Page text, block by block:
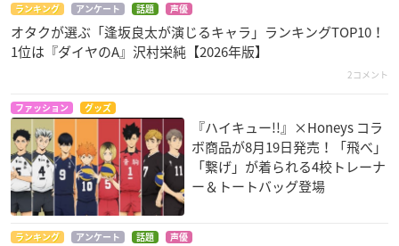
ランキング アンケート 話題 声優
オタクが選ぶ「逢坂良太が演じるキャラ」ランキングTOP10！
1位は『ダイヤのA』沢村栄純【2026年版】
2コメント
ファッション グッズ
『ハイキュー!!』×Honeys コラ
ボ商品が8月19日発売！「飛べ」
「繋げ」が着られる4校トレーナ
ー＆トートバッグ登場
ランキング アンケート 話題 声優